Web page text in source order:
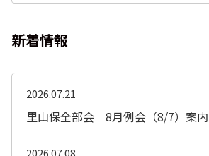
新着情報
里山保全部会 8月例会（8/7）案
2026.07.21
2026.07.08